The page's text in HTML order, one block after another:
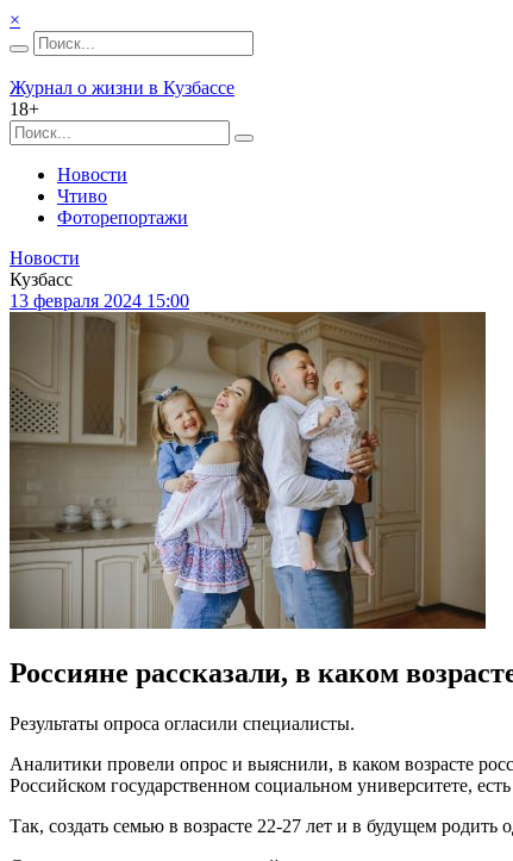
×
Журнал о жизни в Кузбассе
18+
Новости
Чтиво
Фоторепортажи
Новости
Кузбасс
13 февраля 2024 15:00
Россияне рассказали, в каком
Результаты опроса огласили специалисты.
Аналитики провели опрос и выяснили, в каком возрасте
Российском государственном социальном университете,
Так, создать семью в возрасте 22-27 лет и в будущем